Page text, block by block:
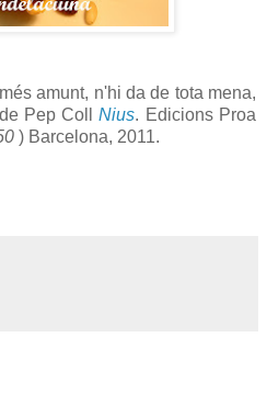
amunt, n'hi da de tota mena,
Pep CollNius. Edicions Proa
) Barcelona, 2011.